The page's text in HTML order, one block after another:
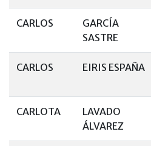
CARLOS
GARCÍA
SASTRE
CARLOS EIRIS ESPAÑA
CARLOTA
LAVADO
ÁLVAREZ